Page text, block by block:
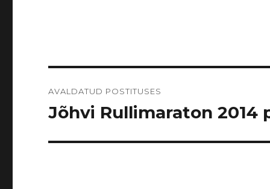
AVALDATUD POSTITUSES
Jõhvi Rullimaraton 2014